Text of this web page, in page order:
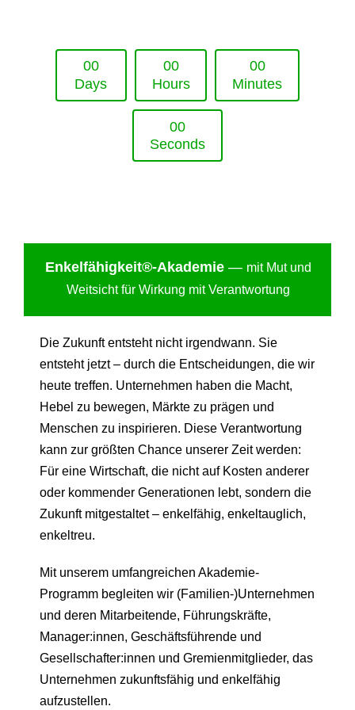
00
Days
00
Hours
00
Minutes
00
Seconds
Enkelfähigkeit®-Akademie — mit Mut und
Weitsicht für Wirkung mit Verantwortung
Die Zukunft entsteht nicht irgendwann. Sie
entsteht jetzt – durch die Entscheidungen, die wir
heute treffen. Unternehmen haben die Macht,
Hebel zu bewegen, Märkte zu prägen und
Menschen zu inspirieren. Diese Verantwortung
kann zur größten Chance unserer Zeit werden:
Für eine Wirtschaft, die nicht auf Kosten anderer
oder kommender Generationen lebt, sondern die
Zukunft mitgestaltet – enkelfähig, enkeltauglich,
enkeltreu.
Mit unserem umfangreichen Akademie-
Programm begleiten wir (Familien-)Unternehmen
und deren Mitarbeitende, Führungskräfte,
Manager:innen, Geschäftsführende und
Gesellschafter:innen und Gremienmitglieder, das
Unternehmen zukunftsfähig und enkelfähig
aufzustellen.